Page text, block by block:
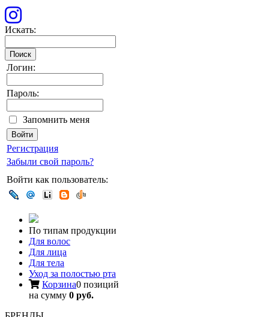
Искать:
Поиск
Логин:
Пароль:
Запомнить меня
Регистрация
Забыли свой пароль?
Войти как пользователь:
По типам продукции
Для волос
Для лица
Для тела
Уход за полостью рта
Корзина0 позиций
на сумму 0 руб.